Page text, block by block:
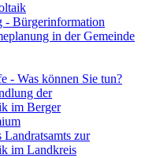
- Bürgerinformation
in der Gemeinde
- Was können Sie tun?
der
im Berger
Landratsamts zur
im Landkreis